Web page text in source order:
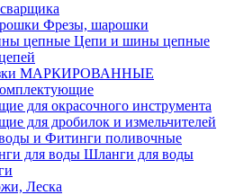
Фрезы, шарошки
Цепи и шины цепные
МАРКИРОВАННЫЕ
для окрасочного инструмента
для дробилок и измельчителей
и Фитинги поливочные
Шланги для воды
Леска